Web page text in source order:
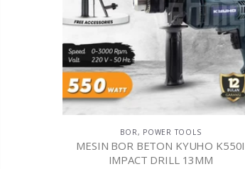
BOR , POWER TOOLS
MESIN BOR BETON KYUHO K550I
IMPACT DRILL 13MM